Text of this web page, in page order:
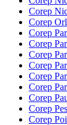
Corep
Corep
Corep
Corep
Corep
Corep
Corep
Corep
Corep
Corep
Corep